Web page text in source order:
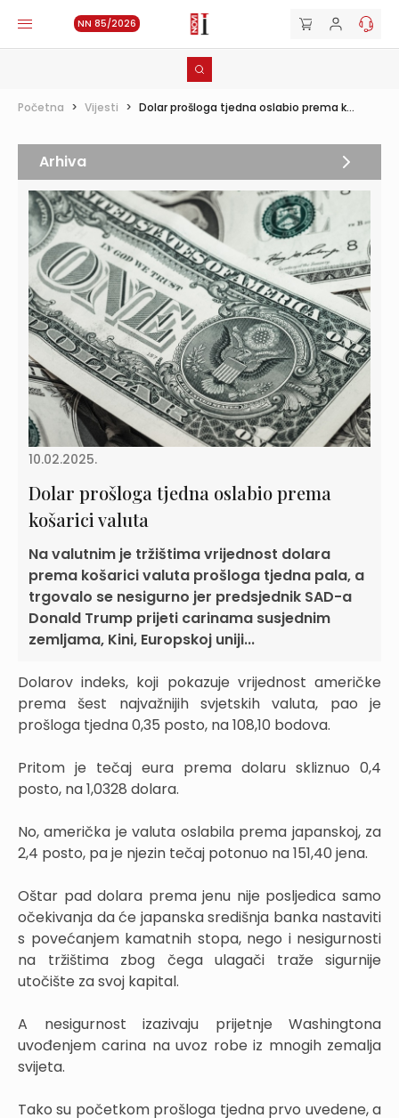
NN 85/2026
Početna > Vijesti > Dolar prošloga tjedna oslabio prema k...
10.02.2025.
Dolar prošloga tjedna oslabio prema
košarici valuta
Na valutnim je tržištima vrijednost dolara
prema košarici valuta prošloga tjedna pala, a
trgovalo se nesigurno jer predsjednik SAD-a
Donald Trump prijeti carinama susjednim
zemljama, Kini, Europskoj uniji...
Dolarov indeks, koji pokazuje vrijednost američke
prema šest najvažnijih svjetskih valuta, pao je
prošloga tjedna 0,35 posto, na 108,10 bodova.
Pritom je tečaj eura prema dolaru skliznuo 0,4
posto, na 1,0328 dolara.
No, američka je valuta oslabila prema japanskoj, za
2,4 posto, pa je njezin tečaj potonuo na 151,40 jena.
Oštar pad dolara prema jenu nije posljedica samo
očekivanja da će japanska središnja banka nastaviti
s povećanjem kamatnih stopa, nego i nesigurnosti
na tržištima zbog čega ulagači traže sigurnije
utočište za svoj kapital.
A nesigurnost izazivaju prijetnje Washingtona
uvođenjem carina na uvoz robe iz mnogih zemalja
svijeta.
Tako su početkom prošloga tjedna prvo uvedene, a
Arhiva